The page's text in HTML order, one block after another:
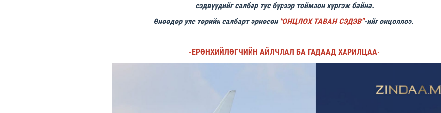
сэдвүүдийг салбар тус бүрээр тоймлон хүргэж байна.
Өнөөдөр улс төрийн салбарт өрнөсөн "ОНЦЛОХ ТАВАН СЭДЭВ"-ийг онцоллоо.
-ЕРӨНХИЙЛӨГЧИЙН АЙЛЧЛАЛ БА ГАДААД ХАРИЛЦАА-